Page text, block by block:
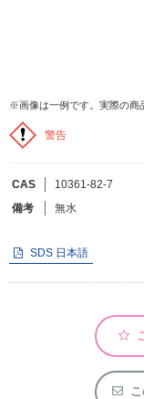
カタログコードで検
和名・英名で検索
※画像は一例です。実際の商
警告
CAS
10361-82-7
備考
無水
SDS 日本語